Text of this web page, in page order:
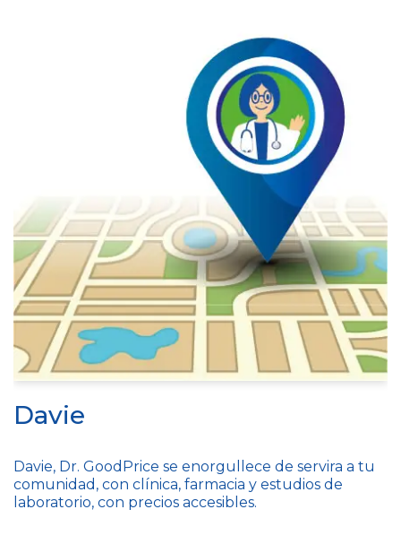
Davie
Davie, Dr. GoodPrice se enorgullece de servira a tu
comunidad, con clínica, farmacia y estudios de
laboratorio, con precios accesibles.